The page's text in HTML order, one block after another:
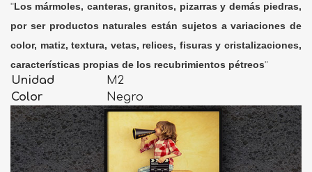
"Los mármoles, canteras, granitos, pizarras y demás piedras,
por ser productos naturales están sujetos a variaciones de
color, matiz, textura, vetas, relices, fisuras y cristalizaciones,
características propias de los recubrimientos pétreos"
Unidad
M2
Color
Negro